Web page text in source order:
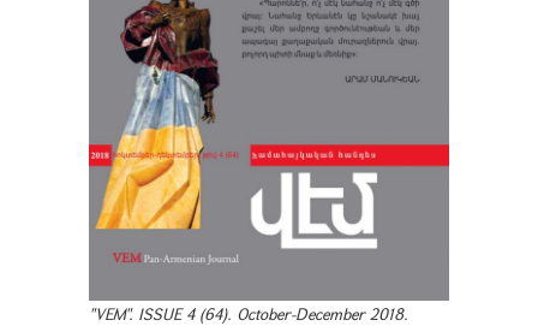
"VEM". ISSUE 4 (64). October-December 2018.